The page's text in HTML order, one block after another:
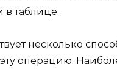
в таблице.
несколько
операцию.